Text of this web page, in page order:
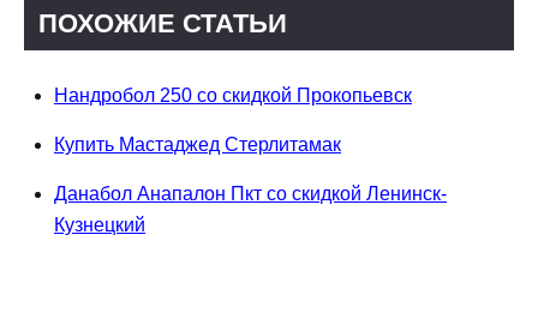
ПОХОЖИЕ СТАТЬИ
Нандробол 250 со скидкой Прокопьевск
Купить Мастаджед Стерлитамак
Данабол Анапалон Пкт со скидкой Ленинск-
Кузнецкий